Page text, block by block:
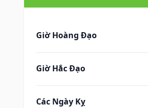
Giờ Hoàng Đạo
Giờ Hắc Đạo
Các Ngày Kỵ